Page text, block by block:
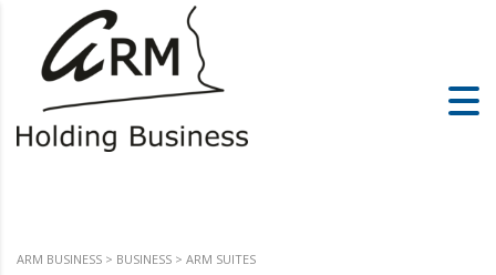
ARM BUSINESS > BUSINESS > ARM SUITES